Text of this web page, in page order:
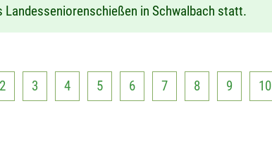
in Schwalbach statt.
2 3 4 5 6 7 8 9 10